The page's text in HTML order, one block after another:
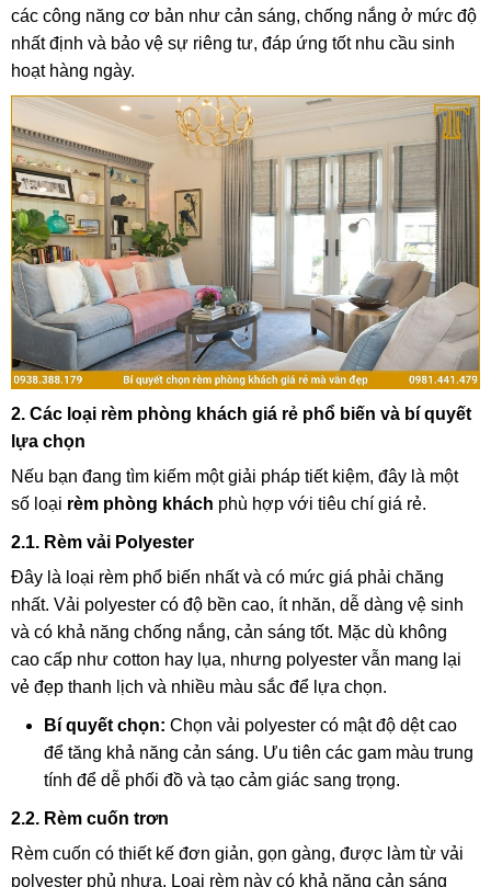
các công năng cơ bản như cản sáng, chống nắng ở mức độ
nhất định và bảo vệ sự riêng tư, đáp ứng tốt nhu cầu sinh
hoạt hàng ngày.
2. Các loại rèm phòng khách giá rẻ phổ biến và bí quyết
lựa chọn
Nếu bạn đang tìm kiếm một giải pháp tiết kiệm, đây là một
số loại rèm phòng khách phù hợp với tiêu chí giá rẻ.
2.1. Rèm vải Polyester
Đây là loại rèm phổ biến nhất và có mức giá phải chăng
nhất. Vải polyester có độ bền cao, ít nhăn, dễ dàng vệ sinh
và có khả năng chống nắng, cản sáng tốt. Mặc dù không
cao cấp như cotton hay lụa, nhưng polyester vẫn mang lại
vẻ đẹp thanh lịch và nhiều màu sắc để lựa chọn.
Bí quyết chọn: Chọn vải polyester có mật độ dệt cao
để tăng khả năng cản sáng. Ưu tiên các gam màu trung
tính để dễ phối đồ và tạo cảm giác sang trọng.
2.2. Rèm cuốn trơn
Rèm cuốn có thiết kế đơn giản, gọn gàng, được làm từ vải
polyester phủ nhựa. Loại rèm này có khả năng cản sáng